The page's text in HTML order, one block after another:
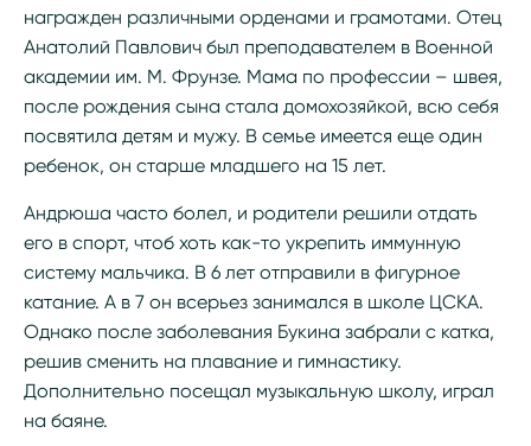
награжден различными орденами и грамотами. Отец
Анатолий Павлович был преподавателем в Военной
академии им. М. Фрунзе. Мама по профессии – швея,
после рождения сына стала домохозяйкой, всю себя
посвятила детям и мужу. В семье имеется еще один
ребенок, он старше младшего на 15 лет.
Андрюша часто болел, и родители решили отдать
его в спорт, чтоб хоть как-то укрепить иммунную
систему мальчика. В 6 лет отправили в фигурное
катание. А в 7 он всерьез занимался в школе ЦСКА.
Однако после заболевания Букина забрали с катка,
решив сменить на плавание и гимнастику.
Дополнительно посещал музыкальную школу, играл
на баяне.